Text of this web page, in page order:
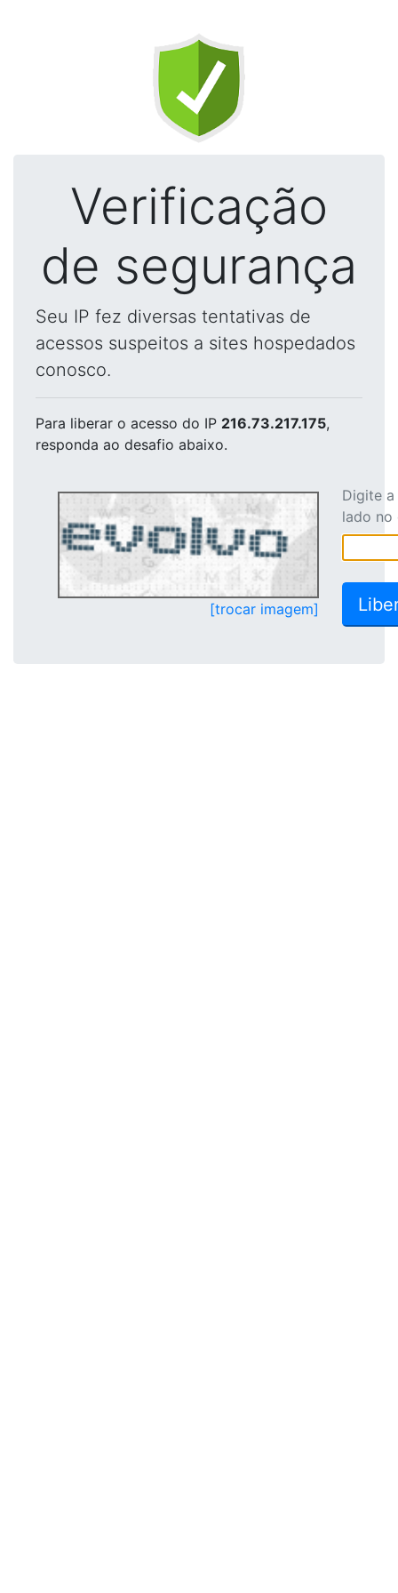
Verificação
de segurança
Seu IP fez diversas tentativas de
acessos suspeitos a sites hospedados
conosco.
Para liberar o acesso do IP 216.73.217.175,
responda ao desafio abaixo.
[trocar imagem]
Digite
lado no